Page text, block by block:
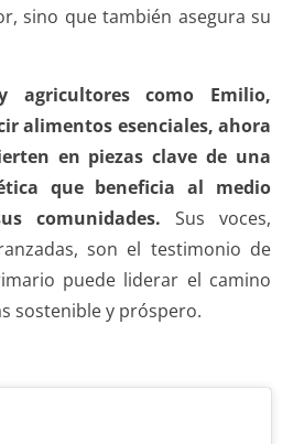
sino que también asegura su
agricultores como Emilio,
alimentos esenciales, ahora
en piezas clave de una
que beneficia al medio
comunidades. Sus voces,
son el testimonio de
puede liderar el camino
sostenible y próspero.